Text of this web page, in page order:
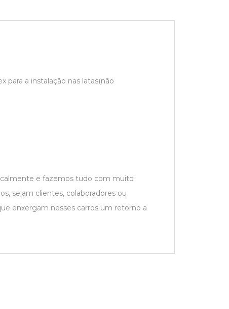
para a instalação nas latas(não
e fazemos tudo com muito
sejam clientes, colaboradores ou
enxergam nesses carros um retorno a